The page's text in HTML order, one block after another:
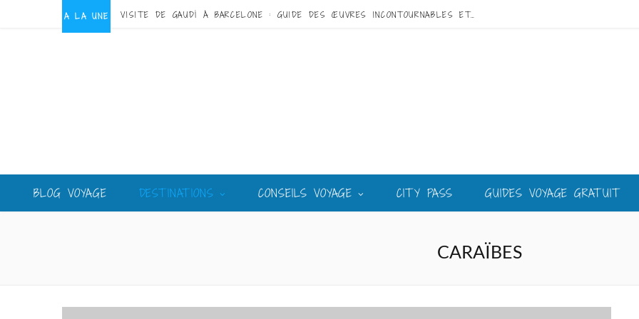
A LA UNE VISITE DE GAUDÍ À BARCELONE : GUIDE DES ŒUVRES INCONTOURNABLES ET DU MEILLEUR CIRCUIT
BLOG VOYAGE DESTINATIONS CONSEILS VOYAGE CITY PASS GUIDES VOYAGE GRATUIT
CARAÏBES